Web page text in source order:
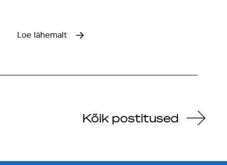
Loe lähemalt
Kõik postitused